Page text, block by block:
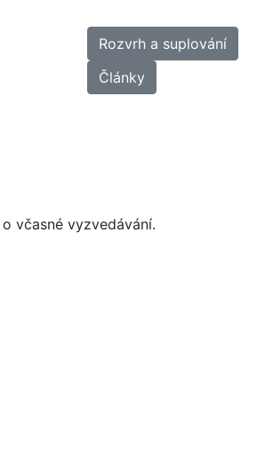
Rozvrh a suplování
Články
včasné vyzvedávání.